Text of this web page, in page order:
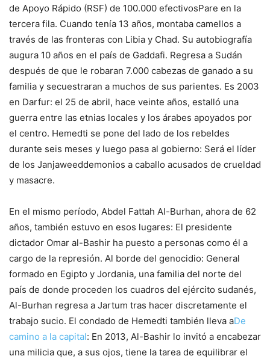
de Apoyo Rápido (RSF) de 100.000 efectivosPare en la
tercera fila. Cuando tenía 13 años, montaba camellos a
través de las fronteras con Libia y Chad. Su autobiografía
augura 10 años en el país de Gaddafi. Regresa a Sudán
después de que le robaran 7.000 cabezas de ganado a su
familia y secuestraran a muchos de sus parientes. Es 2003
en Darfur: el 25 de abril, hace veinte años, estalló una
guerra entre las etnias locales y los árabes apoyados por
el centro. Hemedti se pone del lado de los rebeldes
durante seis meses y luego pasa al gobierno: Será el líder
de los Janjaweeddemonios a caballo acusados ​​de crueldad
y masacre.
En el mismo período, Abdel Fattah Al-Burhan, ahora de 62
años, también estuvo en esos lugares: El presidente
dictador Omar al-Bashir ha puesto a personas como él a
cargo de la represión. Al borde del genocidio: General
formado en Egipto y Jordania, una familia del norte del
país de donde proceden los cuadros del ejército sudanés,
Al-Burhan regresa a Jartum tras hacer discretamente el
trabajo sucio. El condado de Hemedti también lleva aDe
camino a la capital: En 2013, Al-Bashir lo invitó a encabezar
una milicia que, a sus ojos, tiene la tarea de equilibrar el